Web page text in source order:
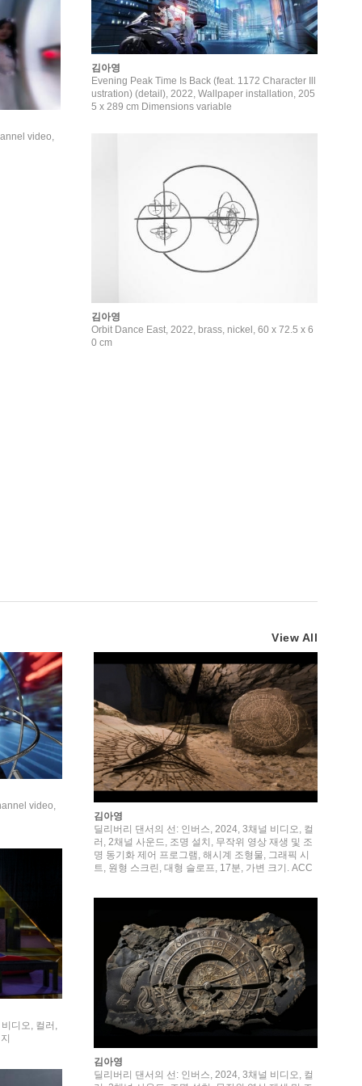
video,
김아영
Evening Peak Time Is Back (feat. 1172 Character Ill
ustration) (detail), 2022, Wallpaper installation, 205
5 x 289 cm Dimensions variable
김아영
Orbit Dance East, 2022, brass, nickel, 60 x 72.5 x 6
0 cm
View All
video,
김아영
딜리버리 댄서의 선: 인버스, 2024, 3채널 비디오, 컬
러, 2채널 사운드, 조명 설치, 무작위 영상 재생 및 조
명 동기화 제어 프로그램, 해시계 조형물, 그래픽 시
트, 원형 스크린, 대형 슬로프, 17분, 가변 크기. ACC
디오, 컬러,
김아영
딜리버리 댄서의 선: 인버스, 2024, 3채널 비디오, 컬